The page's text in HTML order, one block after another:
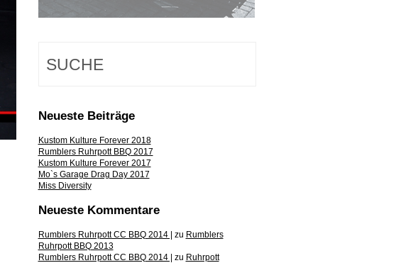
Neueste Beiträge
Kustom Kulture Forever 2018
Rumblers Ruhrpott BBQ 2017
Kustom Kulture Forever 2017
Mo`s Garage Drag Day 2017
Miss Diversity
Neueste Kommentare
Rumblers Ruhrpott CC BBQ 2014 | zu Rumblers
Ruhrpott BBQ 2013
Rumblers Ruhrpott CC BBQ 2014 |
zu Ruhrpott